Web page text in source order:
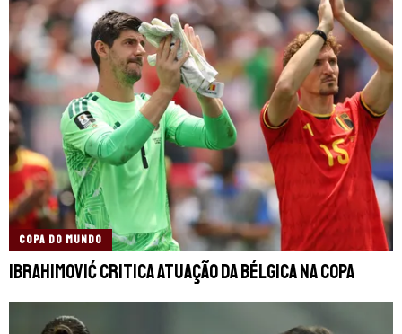
COPA DO MUNDO
Ibrahimović critica atuação da Bélgica na Copa